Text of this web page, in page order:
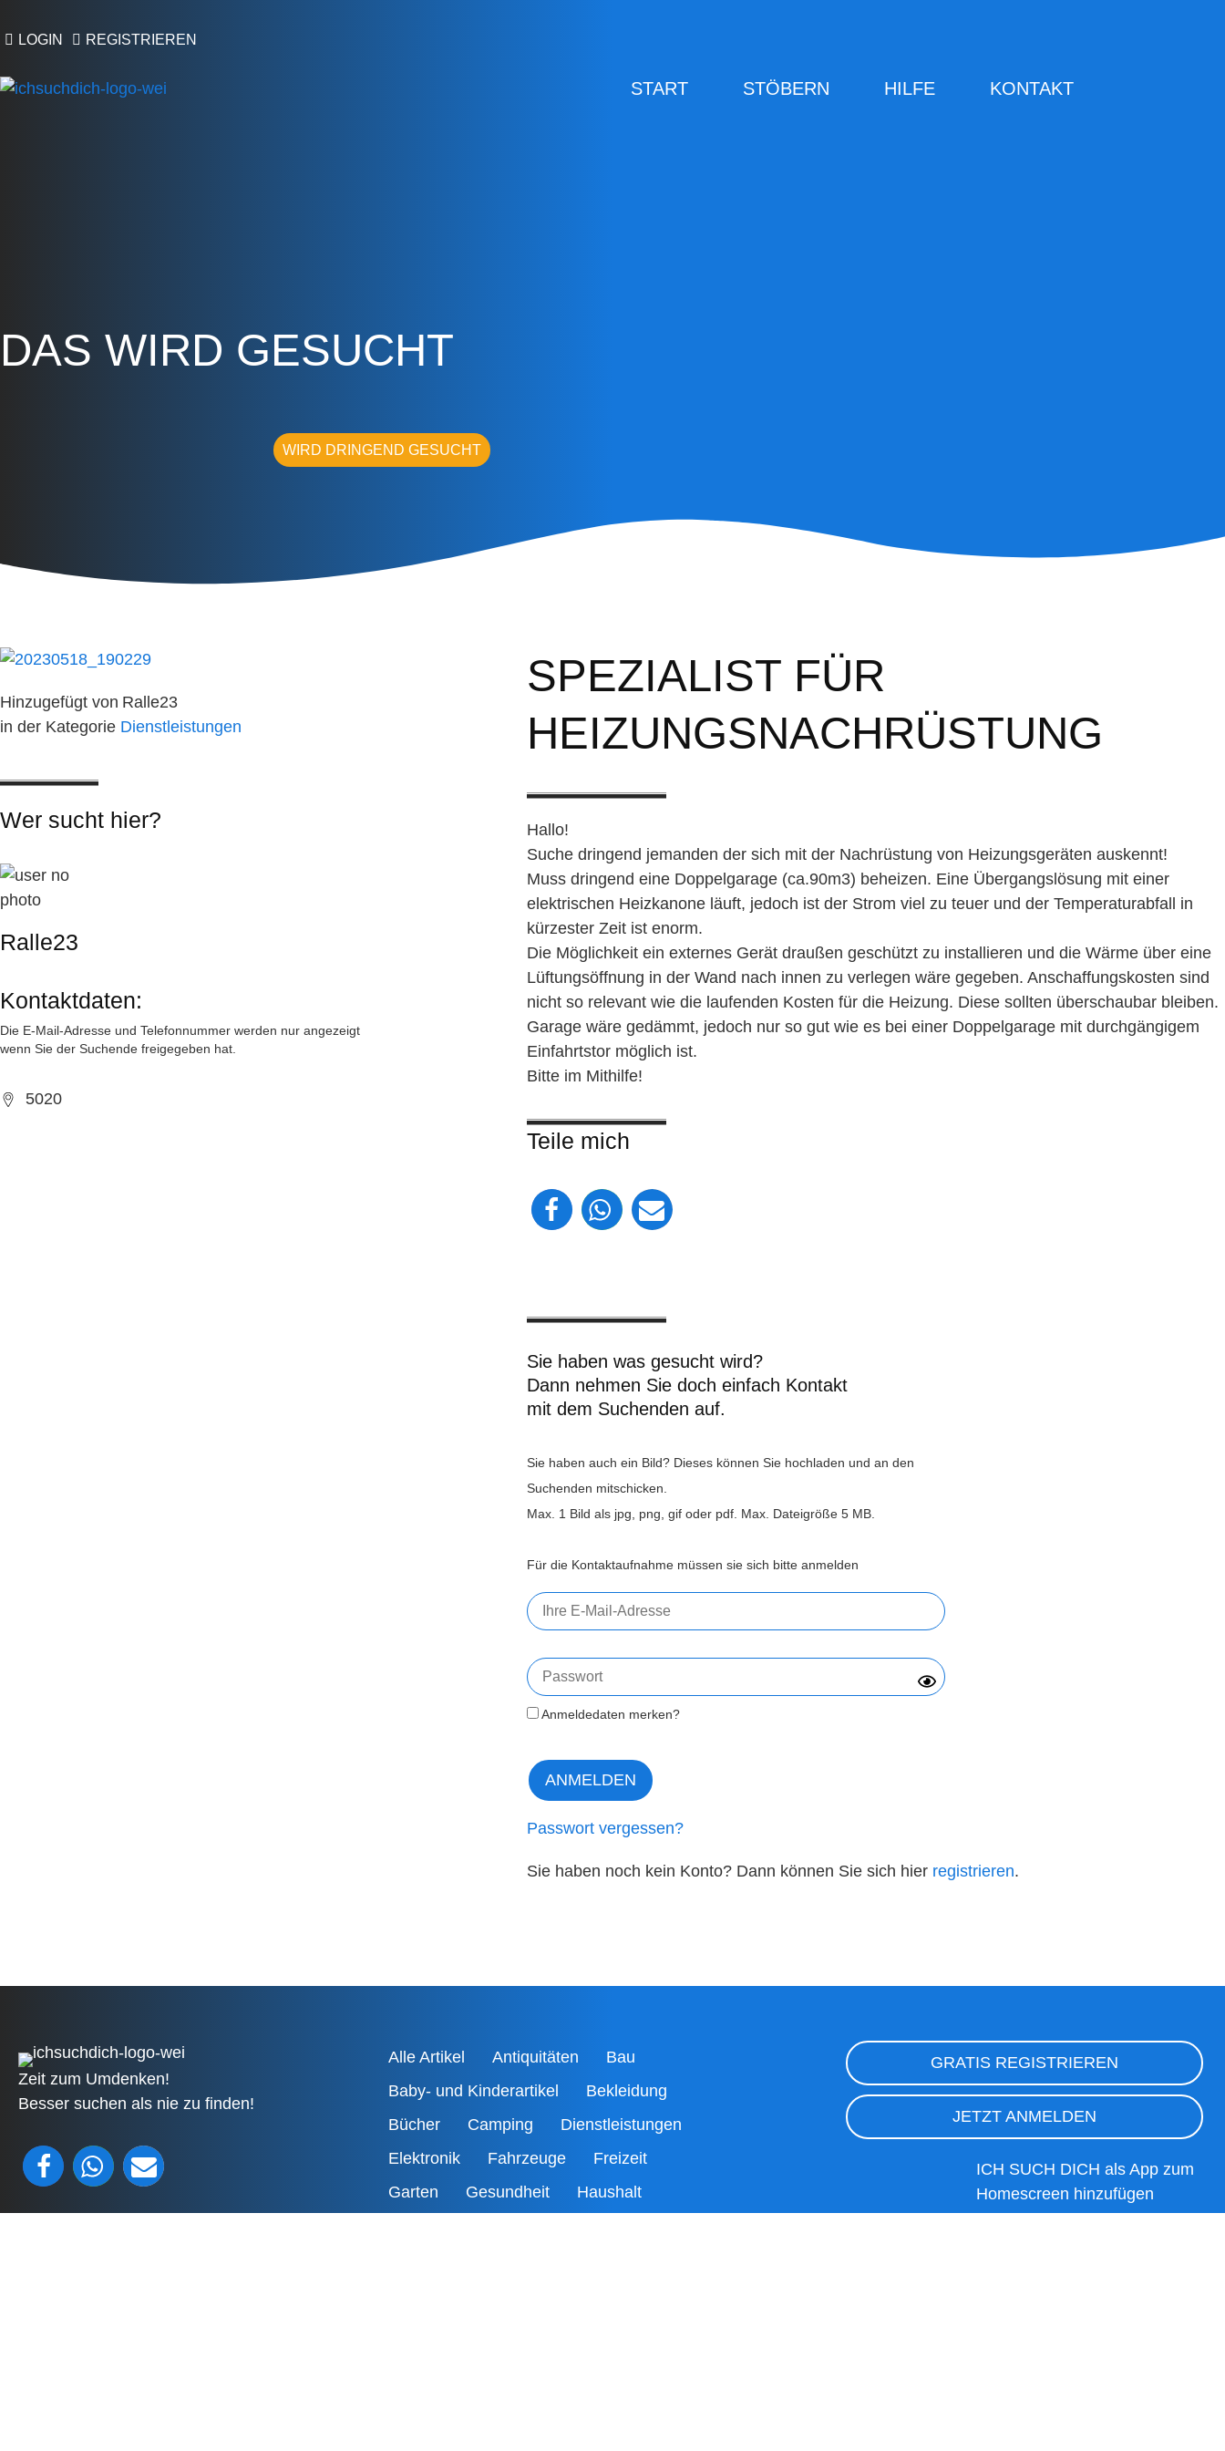
LOGIN REGISTRIEREN
START STÖBERN HILFE KONTAKT
DAS WIRD GESUCHT
WIRD DRINGEND GESUCHT
Hinzugefügt von Ralle23
in der Kategorie Dienstleistungen
Wer sucht hier?
Ralle23
Kontaktdaten:
Die E-Mail-Adresse und Telefonnummer werden nur angezeigt
wenn Sie der Suchende freigegeben hat.
5020
SPEZIALIST FÜR
HEIZUNGSNACHRÜSTUNG
Hallo!
Suche dringend jemanden der sich mit der Nachrüstung von Heizungsgeräten auskennt!
Muss dringend eine Doppelgarage (ca.90m3) beheizen. Eine Übergangslösung mit einer
elektrischen Heizkanone läuft, jedoch ist der Strom viel zu teuer und der Temperaturabfall in
kürzester Zeit ist enorm.
Die Möglichkeit ein externes Gerät draußen geschützt zu installieren und die Wärme über eine
Lüftungsöffnung in der Wand nach innen zu verlegen wäre gegeben. Anschaffungskosten sind
nicht so relevant wie die laufenden Kosten für die Heizung. Diese sollten überschaubar bleiben.
Garage wäre gedämmt, jedoch nur so gut wie es bei einer Doppelgarage mit durchgängigem
Einfahrtstor möglich ist.
Bitte im Mithilfe!
Teile mich
Sie haben was gesucht wird?
Dann nehmen Sie doch einfach Kontakt
mit dem Suchenden auf.
Sie haben auch ein Bild? Dieses können Sie hochladen und an den
Suchenden mitschicken.
Max. 1 Bild als jpg, png, gif oder pdf. Max. Dateigröße 5 MB.
Für die Kontaktaufnahme müssen sie sich bitte anmelden
Anmeldedaten merken?
Passwort vergessen?
Sie haben noch kein Konto? Dann können Sie sich hier registrieren.
Zeit zum Umdenken!
Besser suchen als nie zu finden!
Alle Artikel Antiquitäten
Bau
Baby- und Kinderartikel
Bekleidung
Bücher
Camping
Dienstleistungen
Elektronik
Fahrzeuge
Freizeit
Garten
Gesundheit
Haushalt
GRATIS REGISTRIEREN
JETZT ANMELDEN
ICH SUCH DICH als App zum
Homescreen hinzufügen